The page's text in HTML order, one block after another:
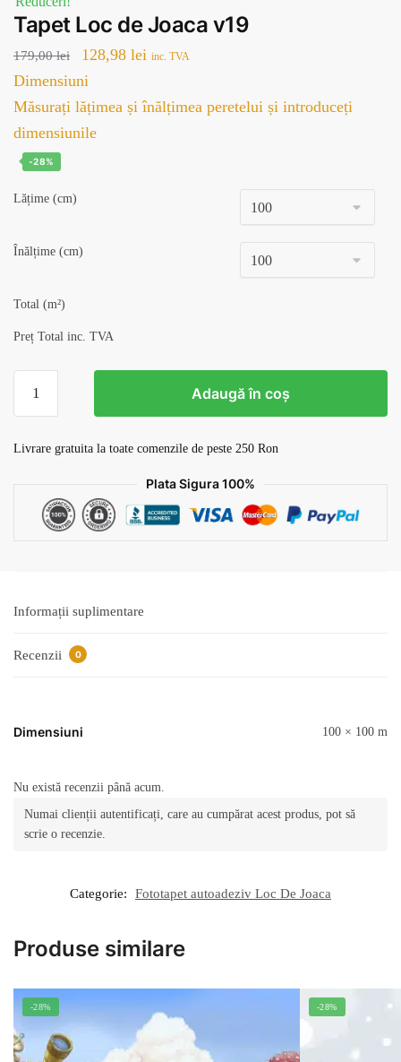
Tapet Loc de Joaca v19
179,00lei
Prețul
inițial
a
fost:
128,98 lei Prețul
este:
inc. TVA
Dimensiuni
Măsurați lățimea și înălțimea peretelui și introduceți
dimensiunile
-28%
Lățime (cm)
Înălțime (cm)
Total (m²)
Preț Total inc. TVA
Tapet
de
Adaugă în coș
Livrare gratuita la toate comenzile de peste 250 Ron
Plata Sigura 100%
Informații suplimentare
Recenzii 0
Dimensiuni 100 × 100 m
Nu există recenzii până acum.
Numai clienții autentificați, care au cumpărat acest produs, pot să
scrie o recenzie.
Categorie: Fototapet autoadeziv Loc De Joaca
Produse similare
-28% -28%